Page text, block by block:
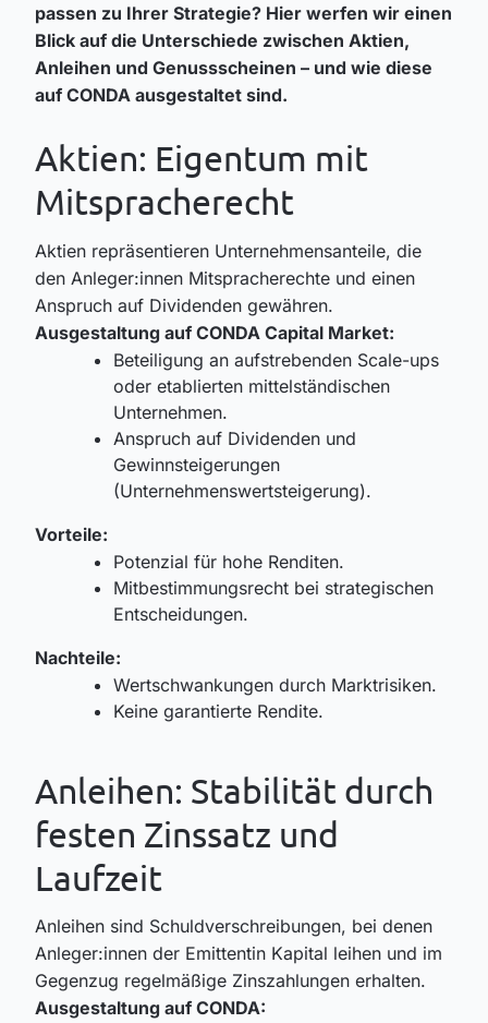
passen zu Ihrer Strategie? Hier werfen wir einen
Blick auf die Unterschiede zwischen Aktien,
Anleihen und Genussscheinen – und wie diese
auf CONDA ausgestaltet sind.
Aktien: Eigentum mit
Mitspracherecht
Aktien repräsentieren Unternehmensanteile, die
den Anleger:innen Mitspracherechte und einen
Anspruch auf Dividenden gewähren.
Ausgestaltung auf CONDA Capital Market:
Beteiligung an aufstrebenden Scale-ups
oder etablierten mittelständischen
Unternehmen.
Anspruch auf Dividenden und
Gewinnsteigerungen
(Unternehmenswertsteigerung).
Vorteile:
Potenzial für hohe Renditen.
Mitbestimmungsrecht bei strategischen
Entscheidungen.
Nachteile:
Wertschwankungen durch Marktrisiken.
Keine garantierte Rendite.
Anleihen: Stabilität durch
festen Zinssatz und
Laufzeit
Anleihen sind Schuldverschreibungen, bei denen
Anleger:innen der Emittentin Kapital leihen und im
Gegenzug regelmäßige Zinszahlungen erhalten.
Ausgestaltung auf CONDA: